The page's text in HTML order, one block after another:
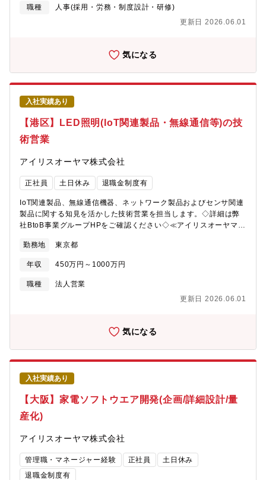
を行っているため、前職のご経験を活かしスキルアップが叶えら
ている当社にて採用活動を通じた企業ブランディングの向上を実
がございます。エリア：東京・大阪・宮城 が中心※一部、全国
の工場に出張が発生する場合もございます。北海道/宮城/茨城/埼
玉/静岡/滋賀/兵庫/佐賀 など
職種
人事(採用・労務・制度設計・研修)
更新日 2026.06.01
気になる
入社実績あり
【港区】LED照明(IoT関連製品・無線通信等)の技
術営業
アイリスオーヤマ株式会社
正社員 土日休み 退職金制度有
IoT関連製品、無線通信機器、ネットワーク製品およびセンサ関連
製品に関する知見を活かした技術営業を担当します。◇詳細は弊
社BtoB事業グループHPをご確認ください◇≪アイリスオーヤマ㈱
入事例https://www.irisohyama.co.jp/led/houjin/case-studies/
勤務地 東京都
年収 450万円～1000万円
職種
法人営業
更新日 2026.06.01
気になる
入社実績あり
【大阪】家電ソフトウエア開発(企画/詳細設計/量
産化)
アイリスオーヤマ株式会社
管理職・マネージャー経験 正社員
土日休み
退職金制度有